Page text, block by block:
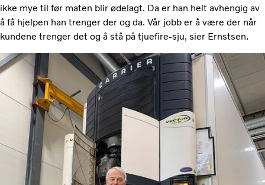
ikke mye til før maten blir ødelagt. Da er han helt avhengig av
å få hjelpen han trenger der og da. Vår jobb er å være der når
kundene trenger det og å stå på tjuefire-sju, sier Ernstsen.